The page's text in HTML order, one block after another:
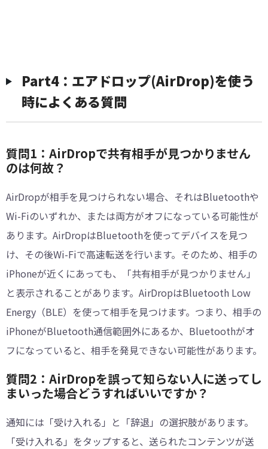
Part4：エアドロップ(AirDrop)を使う
時によくある質問
質問1：AirDropで共有相手が見つかりません
のは何故？
AirDropが相手を見つけられない場合、それはBluetoothや
Wi-Fiのいずれか、または両方がオフになっている可能性が
あります。AirDropはBluetoothを使ってデバイスを見つ
け、その後Wi-Fiで高速転送を行います。そのため、相手の
iPhoneが近くにあっても、「共有相手が見つかりません」
と表示されることがあります。AirDropはBluetooth Low
Energy（BLE）を使って相手を見つけます。つまり、相手の
iPhoneがBluetooth通信範囲外にあるか、Bluetoothがオ
フになっていると、相手を発見できない可能性があります。
質問2：AirDropを誤って知らない人に送ってし
まいった場合どうすればいいですか？
通知には「受け入れる」と「辞退」の選択肢があります。
「受け入れる」をタップすると、送られたコンテンツが送